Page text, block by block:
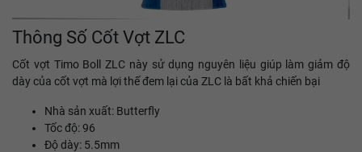
Thông Số Cốt Vợt ZLC
Cốt vợt Timo Boll ZLC này sử dụng nguyên liệu giúp làm giảm độ
dày của cốt vợt mà lợi thế đem lại của ZLC là bất khả chiến bại
Nhà sản xuất: Butterfly
Tốc độ: 96
Độ dày: 5.5mm